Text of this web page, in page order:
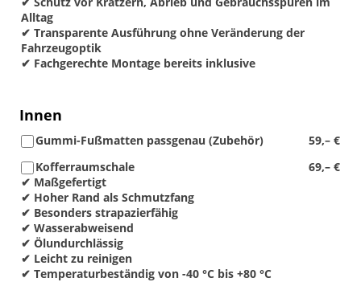
Alltag
✔ Transparente Ausführung ohne Veränderung der
Fahrzeugoptik
✔ Fachgerechte Montage bereits inklusive
Innen
59,– €
Gummi-Fußmatten passgenau (Zubehör)
69,– €
Kofferraumschale
✔ Maßgefertigt
✔ Hoher Rand als Schmutzfang
✔ Besonders strapazierfähig
✔ Wasserabweisend
✔ Ölundurchlässig
✔ Leicht zu reinigen
✔ Temperaturbeständig von -40 °C bis +80 °C